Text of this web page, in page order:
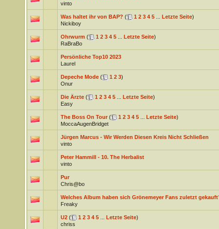
vinto
Was haltet ihr von BAP? ( 1 2 3 4 5... Letzte Seite)
Nickiboy
Ohrwurm ( 1 2 3 4 5... Letzte Seite)
RaBraBo
Persönliche Top10 2023
Laurel
Depeche Mode ( 1 2 3)
Onur
Die Ärzte ( 1 2 3 4 5... Letzte Seite)
Easy
The Boss On Tour ( 1 2 3 4 5... Letzte Seite)
MoccaAugenBridget
Jürgen Marcus - Wir Werden Diesen Kreis Nicht Schließen
vinto
Peter Hammill - 10. The Herbalist
vinto
Pur
Chris@bo
Welches Album haben sich Grönemeyer Fans zuletzt
Freaky
U2 ( 1 2 3 4 5... Letzte Seite)
chriss